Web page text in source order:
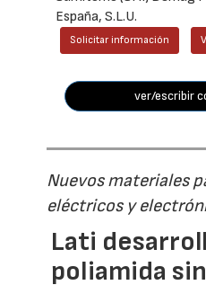
España, S.L.U.
Solicitar información
ver/escribir
Nuevos materiales
eléctricos y
Lati
poliamida